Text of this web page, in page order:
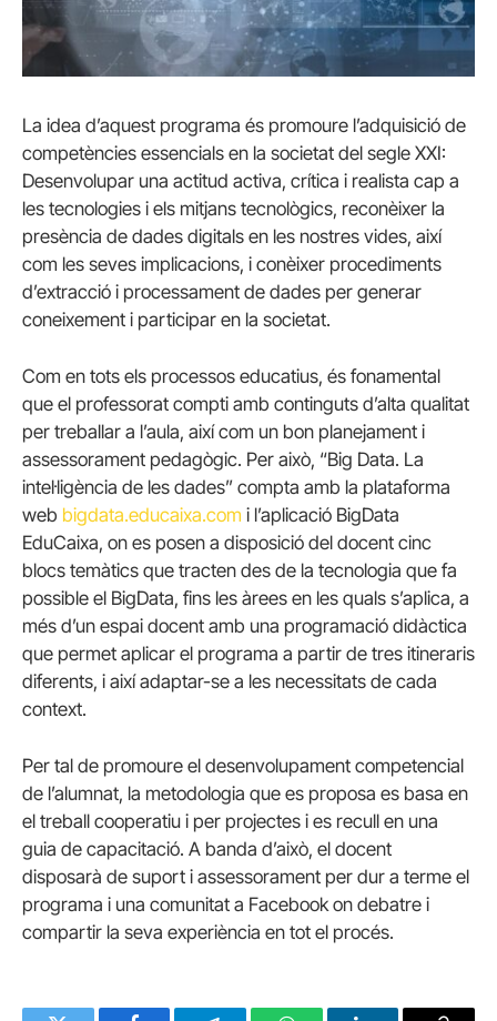
La idea d’aquest programa és promoure l’adquisició de
competències essencials en la societat del segle XXI:
Desenvolupar una actitud activa, crítica i realista cap a
les tecnologies i els mitjans tecnològics, reconèixer la
presència de dades digitals en les nostres vides, així
com les seves implicacions, i conèixer procediments
d’extracció i processament de dades per generar
coneixement i participar en la societat.
Com en tots els processos educatius, és fonamental
que el professorat compti amb continguts d’alta qualitat
per treballar a l’aula, així com un bon planejament i
assessorament pedagògic. Per això, “Big Data. La
intel·ligència de les dades” compta amb la plataforma
web bigdata.educaixa.com i l’aplicació BigData
EduCaixa, on es posen a disposició del docent cinc
blocs temàtics que tracten des de la tecnologia que fa
possible el BigData, fins les àrees en les quals s’aplica, a
més d’un espai docent amb una programació didàctica
que permet aplicar el programa a partir de tres itineraris
diferents, i així adaptar-se a les necessitats de cada
context.
Per tal de promoure el desenvolupament competencial
de l’alumnat, la metodologia que es proposa es basa en
el treball cooperatiu i per projectes i es recull en una
guia de capacitació. A banda d’això, el docent
disposarà de suport i assessorament per dur a terme el
programa i una comunitat a Facebook on debatre i
compartir la seva experiència en tot el procés.